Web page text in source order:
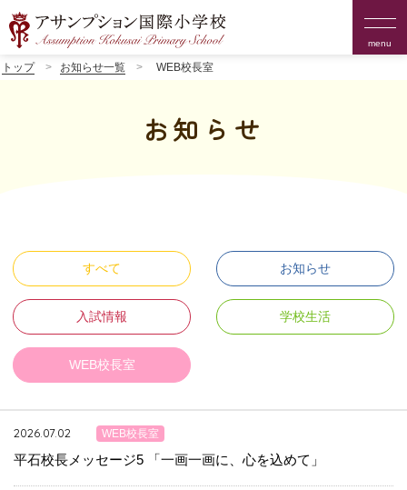
menu
トップ お知らせ一覧 WEB校長室
お知らせ
すべて お知らせ
入試情報 学校生活
WEB校長室
2026.07.02 WEB校長室
平石校長メッセージ5 「一画一画に、心を込めて」